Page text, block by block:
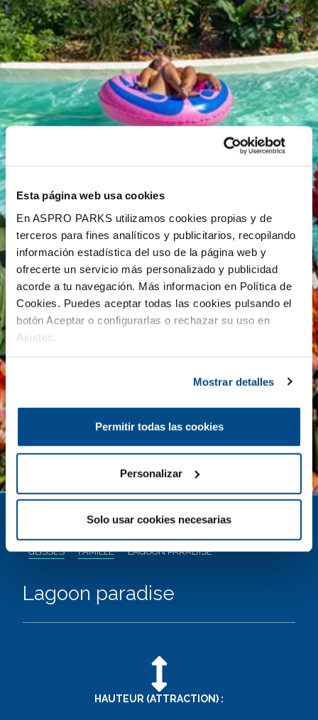
Esta página web usa cookies
En ASPRO PARKS utilizamos cookies propias y de
terceros para fines analíticos y publicitarios, recopilando
información estadística del uso de la página web y
ofrecerte un servicio más personalizado y publicidad
acorde a tu navegación. Más informacion en Política de
Cookies. Puedes aceptar todas las cookies pulsando el
botón Aceptar o configurarlas o rechazar su uso en
Ajustes.
Mostrar detalles
Permitir todas las cookies
Personalizar
Solo usar cookies necesarias
AQUALAND | PARC AQUATIQUE BASSIN D'ARCACHON
GLISSES
FAMILLE LAGOON PARADISE
Lagoon paradise
HAUTEUR (ATTRACTION) :